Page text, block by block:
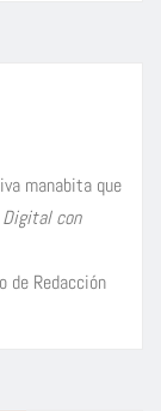
manabita que
con
de Redacción